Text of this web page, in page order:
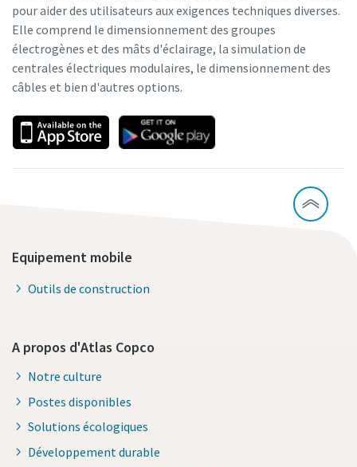
pour aider des utilisateurs aux exigences techniques diverses.
Elle comprend le dimensionnement des groupes
électrogènes et des mâts d'éclairage, la simulation de
centrales électriques modulaires, le dimensionnement des
câbles et bien d'autres options.
Equipement mobile
Outils de construction
A propos d'Atlas Copco
Notre culture
Postes disponibles
Solutions écologiques
Développement durable